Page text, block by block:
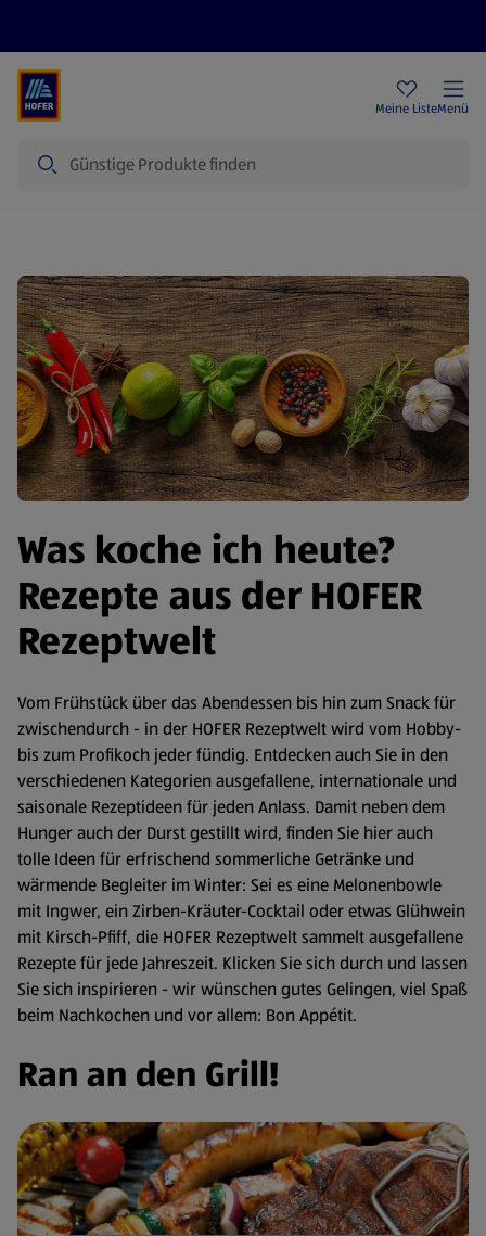
Meine ListeMenü
Was koche ich heute?
Rezepte aus der HOFER
Rezeptwelt
Vom Frühstück über das Abendessen bis hin zum Snack für
zwischendurch - in der HOFER Rezeptwelt wird vom Hobby-
bis zum Profikoch jeder fündig. Entdecken auch Sie in den
verschiedenen Kategorien ausgefallene, internationale und
saisonale Rezeptideen für jeden Anlass. Damit neben dem
Hunger auch der Durst gestillt wird, finden Sie hier auch
tolle Ideen für erfrischend sommerliche Getränke und
wärmende Begleiter im Winter: Sei es eine Melonenbowle
mit Ingwer, ein Zirben-Kräuter-Cocktail oder etwas Glühwein
mit Kirsch-Pfiff, die HOFER Rezeptwelt sammelt ausgefallene
Rezepte für jede Jahreszeit. Klicken Sie sich durch und lassen
Sie sich inspirieren - wir wünschen gutes Gelingen, viel Spaß
beim Nachkochen und vor allem: Bon Appétit.
Ran an den Grill!